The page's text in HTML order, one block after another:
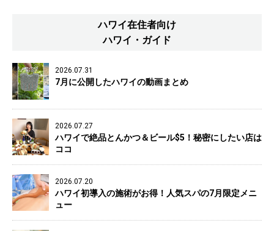
ハワイ在住者向け
ハワイ・ガイド
2026.07.31
7月に公開したハワイの動画まとめ
2026.07.27
ハワイで絶品とんかつ＆ビール$5！秘密にしたい店は
ココ
2026.07.20
ハワイ初導入の施術がお得！人気スパの7月限定メニ
ュー